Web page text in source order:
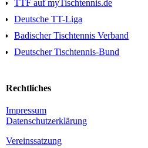
TTF auf myTischtennis.de
Deutsche TT-Liga
Badischer Tischtennis Verband
Deutscher Tischtennis-Bund
Rechtliches
Impressum
Daten­schutz­erklärung
Vereinssatzung